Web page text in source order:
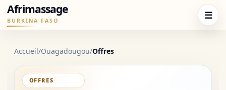
Afrimassage
BURKINA FASO ☰
Accueil/Ouagadougou/Offres